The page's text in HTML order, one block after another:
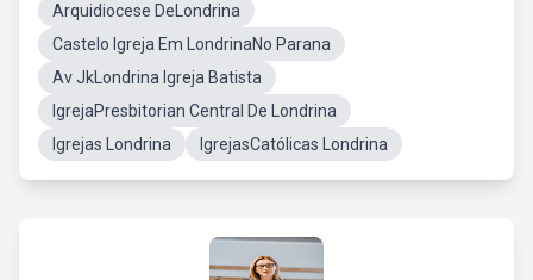
Arquidiocese DeLondrina
Castelo Igreja Em LondrinaNo Parana
Av JkLondrina Igreja Batista
IgrejaPresbitorian Central De Londrina
Igrejas Londrina
IgrejasCatólicas Londrina